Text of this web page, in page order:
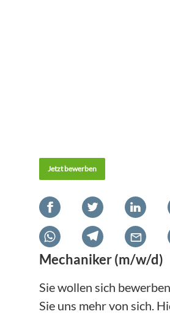
Jetzt bewerben
Mechaniker (m/w/d)
Sie wollen sich
Sie uns mehr von sich.